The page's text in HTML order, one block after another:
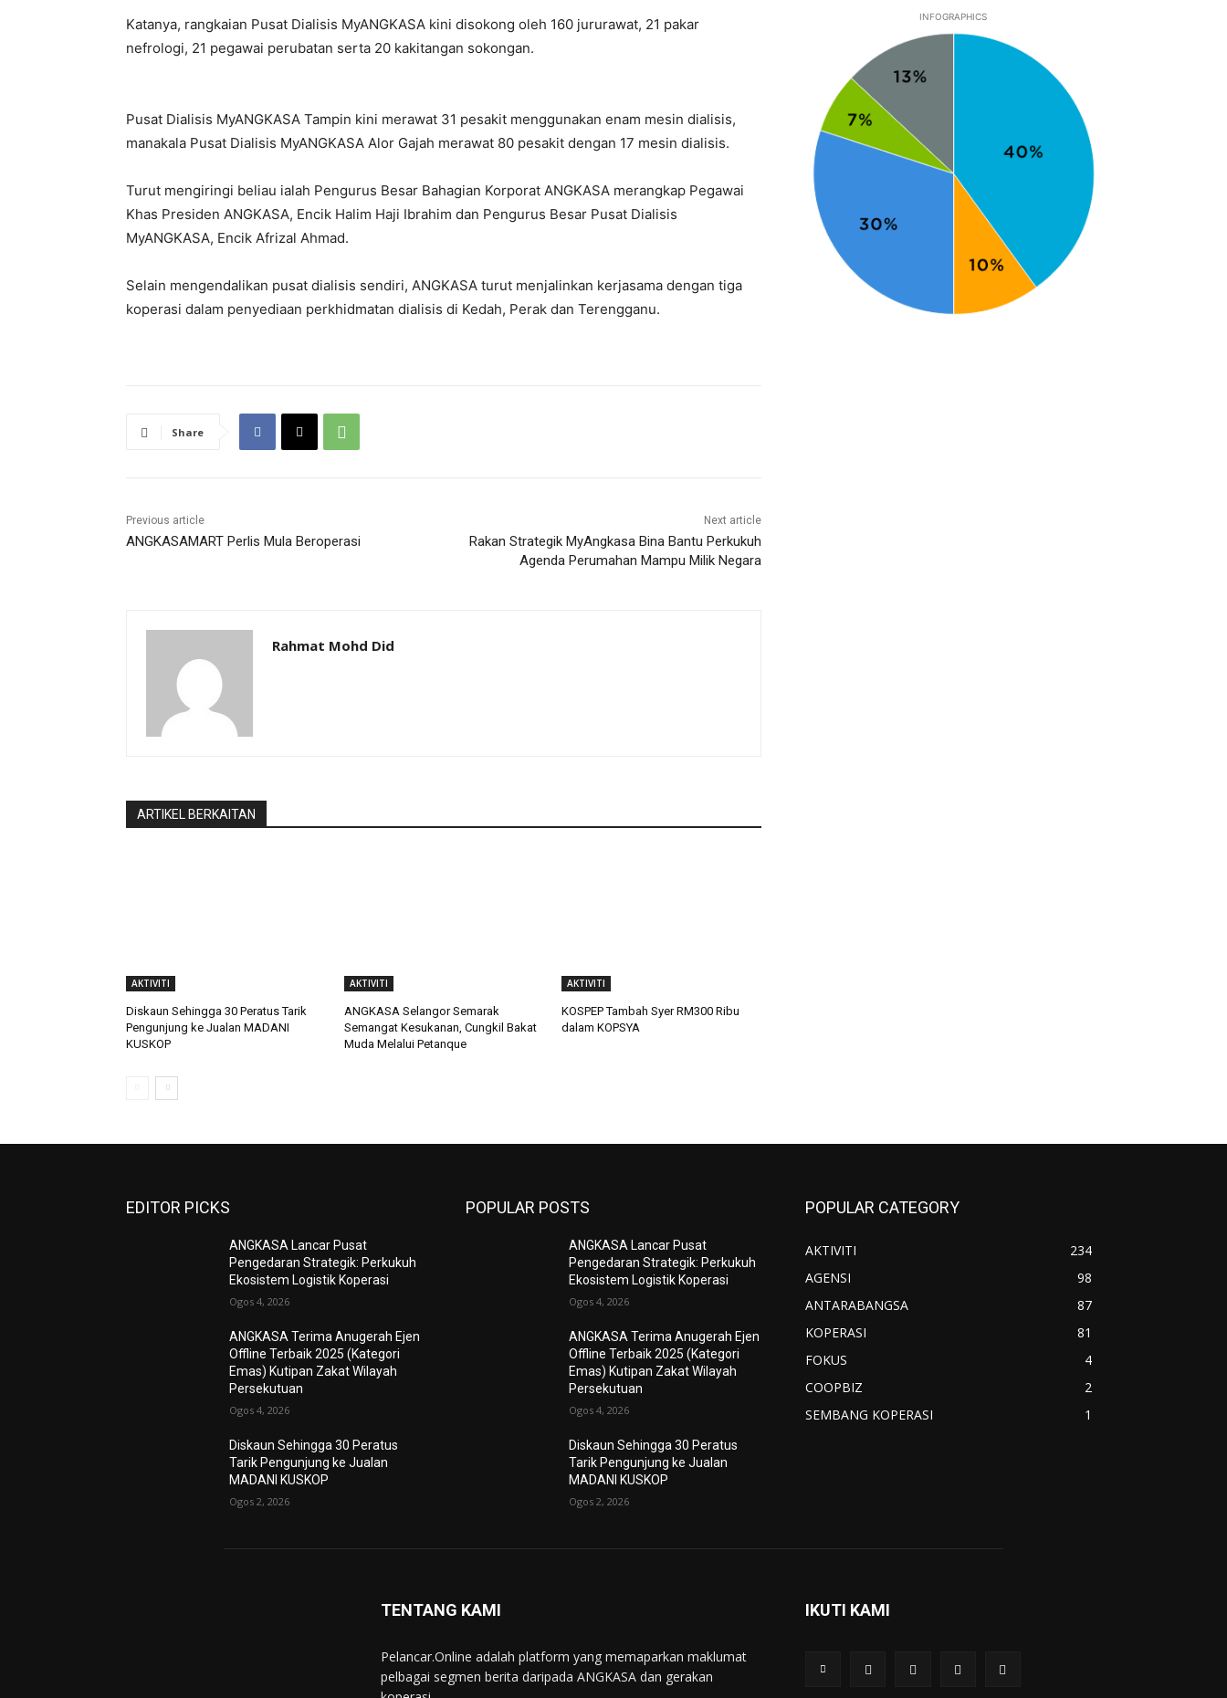
Katanya, rangkaian Pusat Dialisis MyANGKASA kini disokong oleh 160 jururawat, 21 pakar
nefrologi, 21 pegawai perubatan serta 20 kakitangan sokongan.
Pusat Dialisis MyANGKASA Tampin kini merawat 31 pesakit menggunakan enam mesin dialisis,
manakala Pusat Dialisis MyANGKASA Alor Gajah merawat 80 pesakit dengan 17 mesin dialisis.
Turut mengiringi beliau ialah Pengurus Besar Bahagian Korporat ANGKASA merangkap Pegawai
Khas Presiden ANGKASA, Encik Halim Haji Ibrahim dan Pengurus Besar Pusat Dialisis
MyANGKASA, Encik Afrizal Ahmad.
Selain mengendalikan pusat dialisis sendiri, ANGKASA turut menjalinkan kerjasama dengan tiga
koperasi dalam penyediaan perkhidmatan dialisis di Kedah, Perak dan Terengganu.
Share
Previous article
ANGKASAMART Perlis Mula Beroperasi
Next article
Rakan Strategik MyAngkasa Bina Bantu Perkukuh
Agenda Perumahan Mampu Milik Negara
Rahmat Mohd Did
ARTIKEL BERKAITAN
AKTIVITI
Diskaun Sehingga 30 Peratus Tarik
Pengunjung ke Jualan MADANI
KUSKOP
AKTIVITI
ANGKASA Selangor Semarak
Semangat Kesukanan, Cungkil Bakat
Muda Melalui Petanque
AKTIVITI
KOSPEP Tambah Syer RM300 Ribu
dalam KOPSYA
INFOGRAPHICS
EDITOR PICKS
ANGKASA Lancar Pusat
Pengedaran Strategik: Perkukuh
Ekosistem Logistik Koperasi
Ogos 4, 2026
ANGKASA Terima Anugerah Ejen
Offline Terbaik 2025 (Kategori
Emas) Kutipan Zakat Wilayah
Persekutuan
Ogos 4, 2026
Diskaun Sehingga 30 Peratus
Tarik Pengunjung ke Jualan
MADANI KUSKOP
Ogos 2, 2026
POPULAR POSTS
ANGKASA Lancar Pusat
Pengedaran Strategik: Perkukuh
Ekosistem Logistik Koperasi
Ogos 4, 2026
ANGKASA Terima Anugerah Ejen
Offline Terbaik 2025 (Kategori
Emas) Kutipan Zakat Wilayah
Persekutuan
Ogos 4, 2026
Diskaun Sehingga 30 Peratus
Tarik Pengunjung ke Jualan
MADANI KUSKOP
Ogos 2, 2026
POPULAR CATEGORY
AKTIVITI
234
AGENSI
98
ANTARABANGSA
87
KOPERASI
81
FOKUS
4
COOPBIZ
2
SEMBANG KOPERASI
1
TENTANG KAMI
Pelancar.Online adalah platform yang memaparkan maklumat
pelbagai segmen berita daripada ANGKASA dan gerakan
IKUTI KAMI